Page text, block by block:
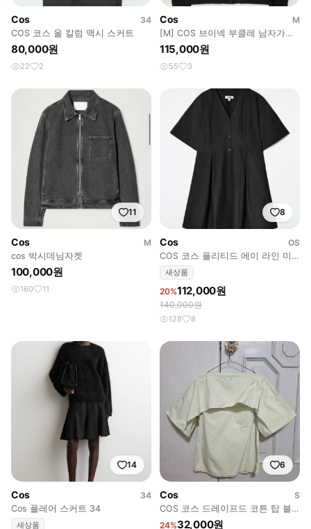
Cos
34
COS 코스 울 칼럼 맥시 스커트
80,000원
22 2
Cos
M
[M] COS 브이넥 부클레 남자가디
건 블랙
115,000원
55 3
11
Cos
M
cos 박시데님자켓
100,000원
160 11
8
Cos
OS
COS 코스 플리티드 에이 라인 미
니 드레스 블랙
새상품
20%112,000원
140,000원
128 8
14
Cos
34
Cos 플레어 스커트 34
새상품
6
Cos
S
COS 코스 드레이프드 코튼 탑 블
라우스
24%32,000원